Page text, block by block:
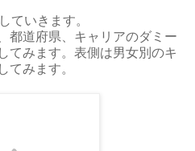
ていきます。
都道府県、キャリアのダミー
てみます。表側は男女別のキ
てみます。